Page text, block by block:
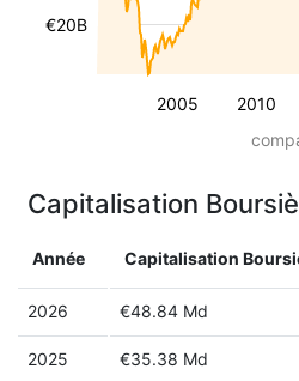
2005 2010
€20B
Capitalisation
Année Capitalisation
2026 €48.84 Md
2025 €35.38 Md